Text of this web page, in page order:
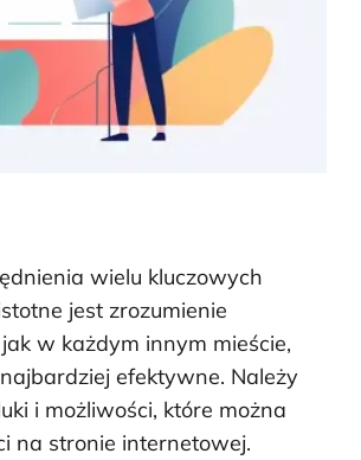
wielu kluczowych
jest zrozumienie
w każdym innym mieście,
efektywne. Należy
i możliwości, które można
na stronie internetowej.